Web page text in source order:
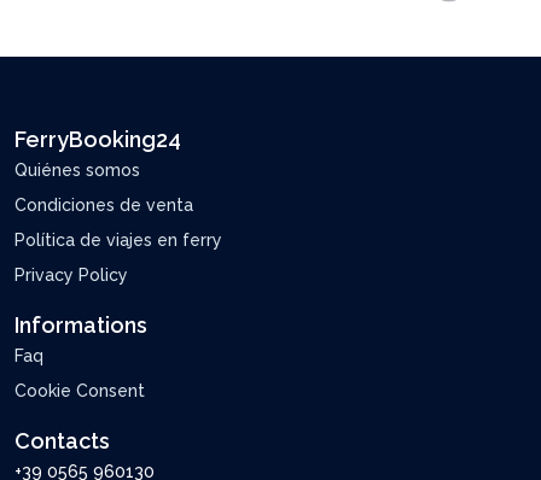
FerryBooking24
Quiénes somos
Condiciones de venta
Política de viajes en ferry
Privacy Policy
Informations
Faq
Cookie Consent
Contacts
+39 0565 960130